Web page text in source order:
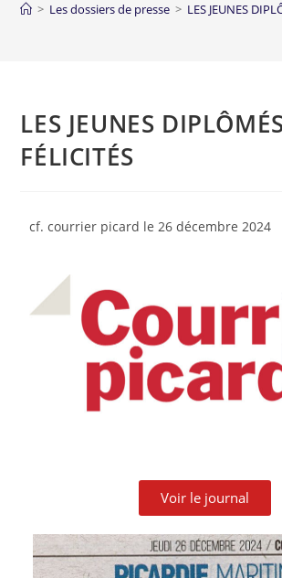
> Les dossiers de presse > LES JEUNES
LES JEUNES
FÉLICITÉS
cf. courrier picard le 26 décembre2024
Voir le journal